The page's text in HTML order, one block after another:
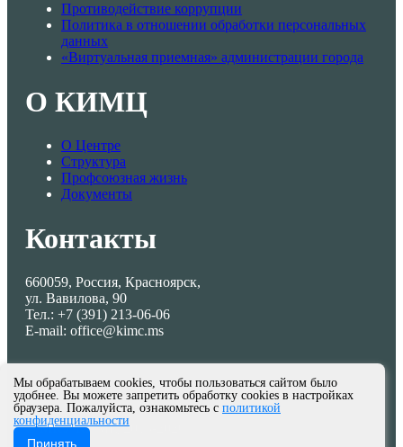
Противодействие коррупции
Политика в отношении обработки персональных
данных
«Виртуальная приемная» администрации города
О КИМЦ
О Центре
Структура
Профсоюзная жизнь
Документы
Контакты
660059, Россия, Красноярск,
ул. Вавилова, 90
Тел.: +7 (391) 213-06-06
E-mail: office@kimc.ms
© МКУ КИМЦ 2013-2026
Мы обрабатываем cookies, чтобы пользоваться сайтом было
удобнее. Вы можете запретить обработку cookies в настройках
браузера. Пожалуйста, ознакомьтесь с политикой
конфиденциальности
Принять